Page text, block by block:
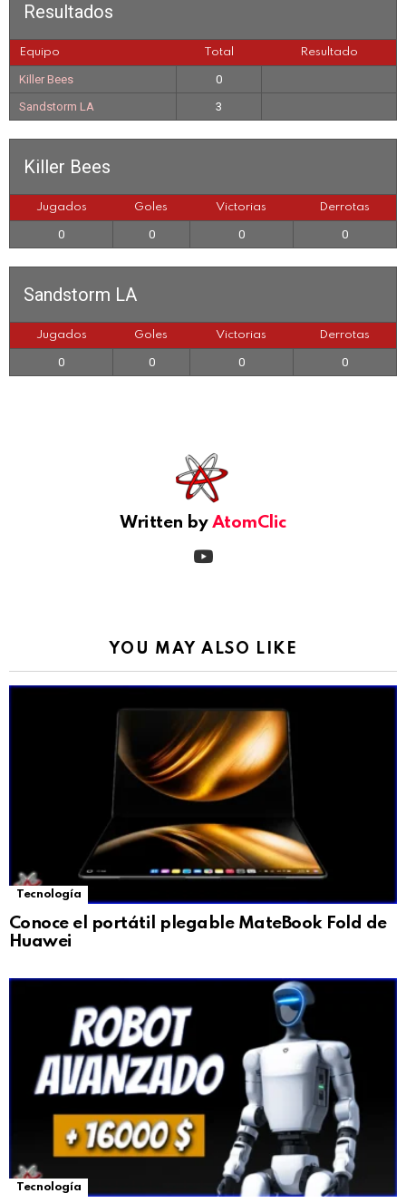
Resultados
Equipo Total Resultado
Killer Bees
0
Sandstorm LA
3
Killer Bees
Jugados Goles Victorias Derrotas
0 0 0 0
Sandstorm LA
Jugados Goles Victorias Derrotas
0 0 0 0
Written by AtomClic
YOU MAY ALSO LIKE
Tecnología
Conoce el portátil plegable MateBook Fold de
Huawei
Tecnología